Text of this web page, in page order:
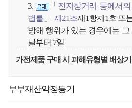
3.
「전자상거래 등에서
법률」 제21조제1항제1호 또
방해 행위가 있는 경우에는
날부터 7일
가전제품 구매 시 피해유형별 배상
부부재산약정등기